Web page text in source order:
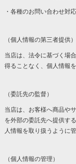
・各種のお問い合わせ対応
（個人情報の第三者提供）
当店は、法令に基づく場
得ることなく、個人情報
（委託先の監督）
当店は、お客様へ商品や
を外部の委託先へ提供す
人情報を取り扱うように
（個人情報の管理）